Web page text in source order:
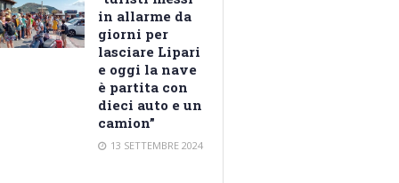
in allarme da
giorni per
lasciare Lipari
e oggi la nave
è partita con
dieci auto e un
camion”
13 SETTEMBRE 2024